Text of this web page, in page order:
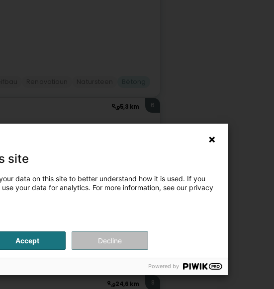
5,3 km 6
7
Bëtong
24,6 km 8
site
data on this site to better understand how it is used. If you
your data for analytics. For more information, see our privacy
Accept Decline
Powered by